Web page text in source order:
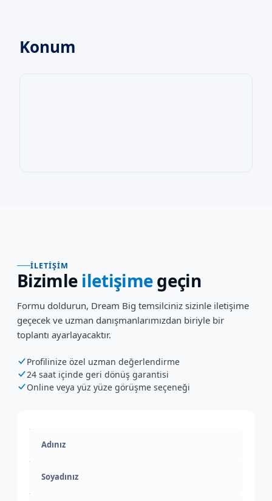
Konum
İLETIŞIM
Bizimle iletişimegeçin
Formu doldurun, Dream Big temsilciniz sizinle iletişime
geçecek ve uzman danışmanlarımızdan biriyle bir
toplantı ayarlayacaktır.
Profilinize özel uzman değerlendirme
24 saat içinde geri dönüş garantisi
Online veya yüz yüze görüşme seçeneği